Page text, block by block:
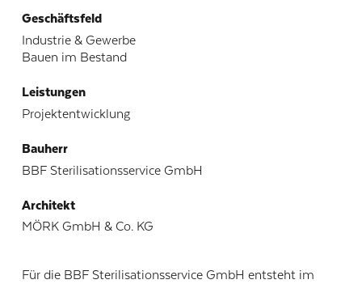
Geschäftsfeld
Industrie & Gewerbe
Bauen im Bestand
Leistungen
Projektentwicklung
Bauherr
BBF Sterilisationsservice GmbH
Architekt
MÖRK GmbH & Co. KG
Für die BBF Sterilisationsservice GmbH entsteht im